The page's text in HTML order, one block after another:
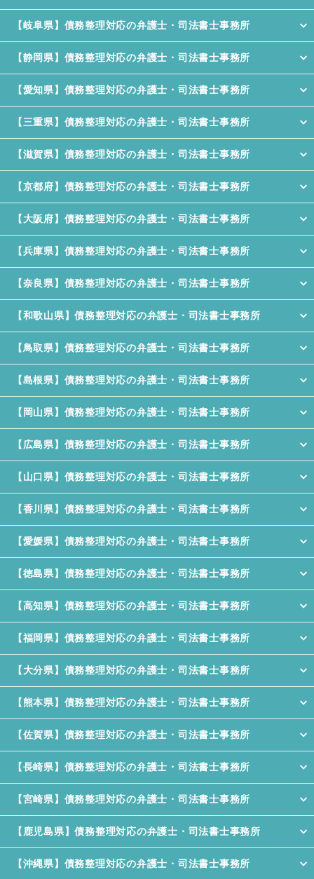
【岐阜県】債務整理対応の弁護士・司法書士事務所
【静岡県】債務整理対応の弁護士・司法書士事務所
【愛知県】債務整理対応の弁護士・司法書士事務所
【三重県】債務整理対応の弁護士・司法書士事務所
【滋賀県】債務整理対応の弁護士・司法書士事務所
【京都府】債務整理対応の弁護士・司法書士事務所
【大阪府】債務整理対応の弁護士・司法書士事務所
【兵庫県】債務整理対応の弁護士・司法書士事務所
【奈良県】債務整理対応の弁護士・司法書士事務所
【和歌山県】債務整理対応の弁護士・司法書士事務所
【鳥取県】債務整理対応の弁護士・司法書士事務所
【島根県】債務整理対応の弁護士・司法書士事務所
【岡山県】債務整理対応の弁護士・司法書士事務所
【広島県】債務整理対応の弁護士・司法書士事務所
【山口県】債務整理対応の弁護士・司法書士事務所
【香川県】債務整理対応の弁護士・司法書士事務所
【愛媛県】債務整理対応の弁護士・司法書士事務所
【徳島県】債務整理対応の弁護士・司法書士事務所
【高知県】債務整理対応の弁護士・司法書士事務所
【福岡県】債務整理対応の弁護士・司法書士事務所
【大分県】債務整理対応の弁護士・司法書士事務所
【熊本県】債務整理対応の弁護士・司法書士事務所
【佐賀県】債務整理対応の弁護士・司法書士事務所
【長崎県】債務整理対応の弁護士・司法書士事務所
【宮崎県】債務整理対応の弁護士・司法書士事務所
【鹿児島県】債務整理対応の弁護士・司法書士事務所
【沖縄県】債務整理対応の弁護士・司法書士事務所